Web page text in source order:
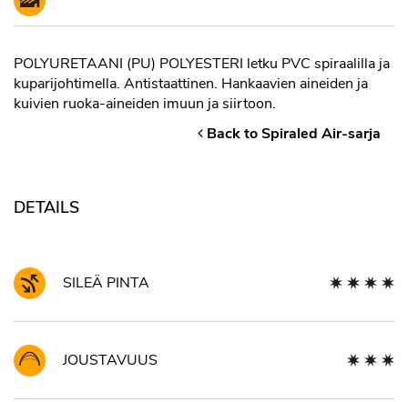
POLYURETAANI (PU) POLYESTERI letku PVC spiraalilla ja
kuparijohtimella. Antistaattinen. Hankaavien aineiden ja
kuivien ruoka-aineiden imuun ja siirtoon.
Back to Spiraled Air-sarja
DETAILS
SILEÄ PINTA
JOUSTAVUUS